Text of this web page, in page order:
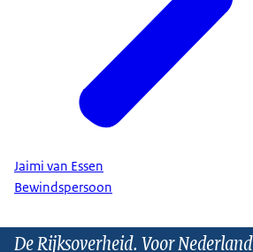
Jaimi van Essen
Bewindspersoon
De Rijksoverheid. Voor Nederland